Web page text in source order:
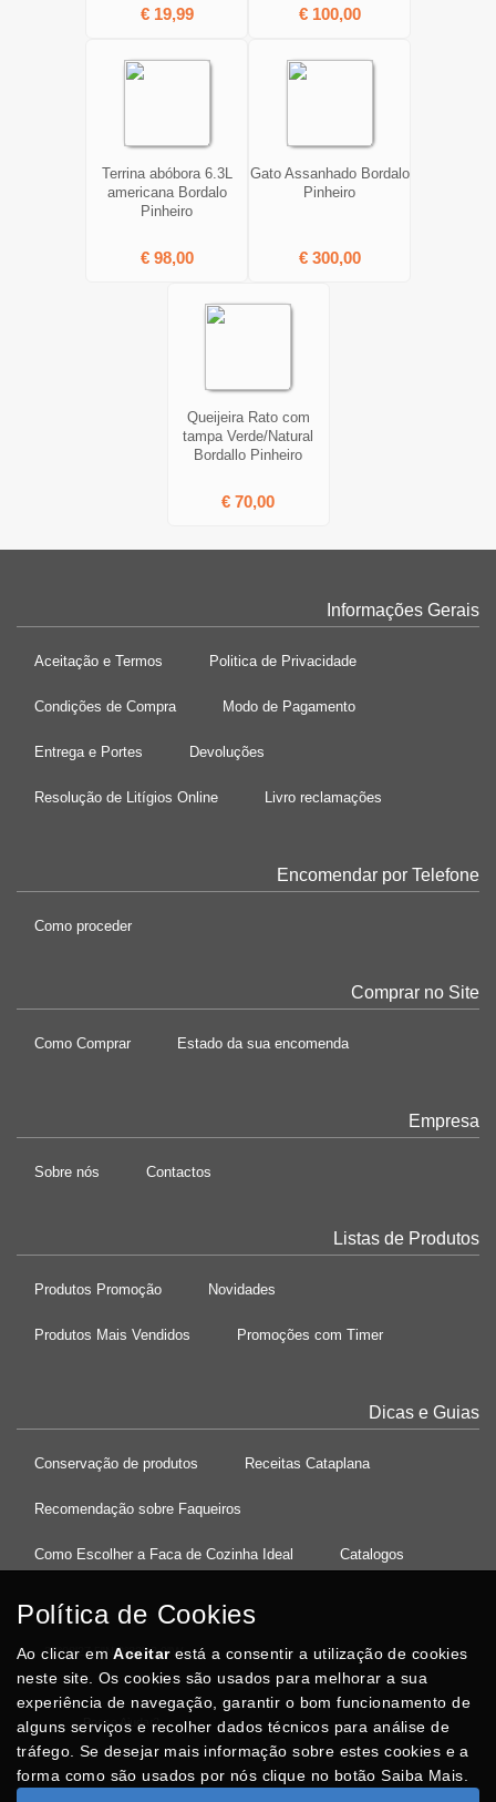
€ 19,99 € 100,00
Terrina abóbora 6.3L
americana Bordalo
Pinheiro
€ 98,00
Gato Assanhado Bordalo
Pinheiro
€ 300,00
Queijeira Rato com
tampa Verde/Natural
Bordallo Pinheiro
€ 70,00
Informações Gerais
Aceitação e Termos Politica de Privacidade
Condições de Compra Modo de Pagamento
Entrega e Portes Devoluções
Resolução de Litígios Online Livro reclamações
Encomendar por Telefone
Como proceder
Comprar no Site
Como Comprar Estado da sua encomenda
Empresa
Sobre nós Contactos
Listas de Produtos
Produtos Promoção Novidades
Produtos Mais Vendidos Promoções com Timer
Dicas e Guias
Conservação de produtos Receitas Cataplana
Recomendação sobre Faqueiros
Como Escolher a Faca de Cozinha Ideal Catalogos
37°08'27.5"N 8°32'13.9"W
Posso Ajudar?
Política de Cookies
Ao clicar emAceitarestá a consentir a utilização de cookies
neste site. Os cookies são usados para melhorar a sua
experiência de navegação, garantir o bom funcionamento de
alguns serviços e recolher dados técnicos para análise de
tráfego. Se desejar mais informação sobre estes cookies e a
forma como são usados por nós clique no botão Saiba Mais.